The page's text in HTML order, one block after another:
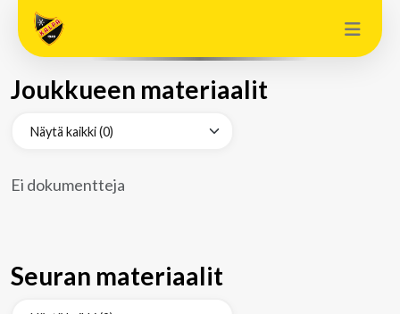
Joukkueen materiaalit
Ei dokumentteja
Seuran materiaalit